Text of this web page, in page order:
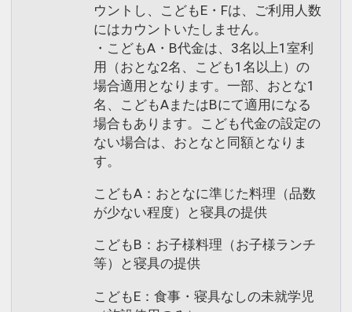
ウントし、こどもE・Fは、ご利用人数
にはカウントいたしません。
・こどもA・B代金は、3名以上1室利
用（おとな2名、こども1名以上）の
場合適用となります。一部、おとな1
名、こどもAまたはBにて適用になる
場合もあります。こども代金の設定の
ない場合は、おとなと同額となりま
す。
こどもA：おとなに準じた料理（品数
が少ない程度）と寝具の提供
こどもB：お子様料理（お子様ランチ
等）と寝具の提供
こどもE：食事・寝具なしの未就学児